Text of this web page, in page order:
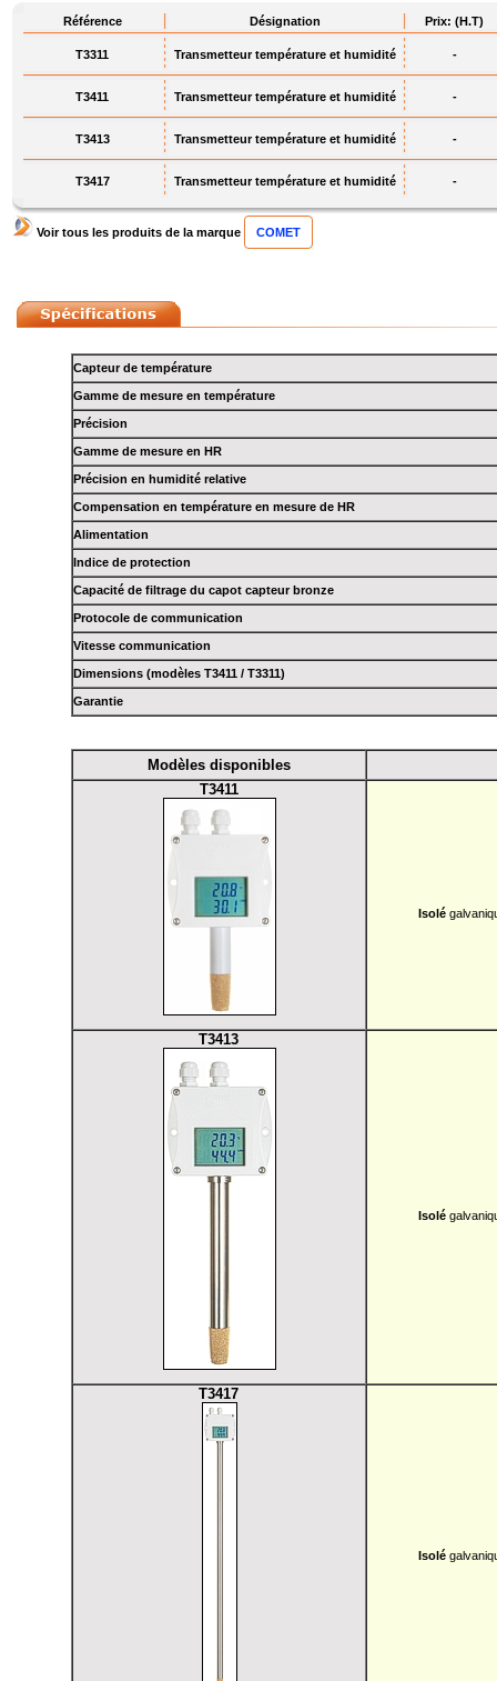
Référence Désignation Prix: (H.T)
T3311 Transmetteur température et humidité -
T3411 Transmetteur température et humidité -
T3413 Transmetteur température et humidité -
T3417 Transmetteur température et humidité -
Voir tous les produits de la marque COMET
Capteur de température
Gamme de mesure en température
Précision
Gamme de mesure en HR
Précision en humidité relative
Compensation en température en mesure de HR
Alimentation
Indice de protection
Capacité de filtrage du capot capteur bronze
Protocole de communication
Vitesse communication
Dimensions (modèles T3411 / T3311)
Garantie
Modèles disponibles
T3411
Isolé
T3413
Isolé
T3417
Isolé